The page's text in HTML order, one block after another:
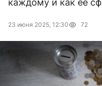
каждому и как ее
23 июня 2025, 12:30 72